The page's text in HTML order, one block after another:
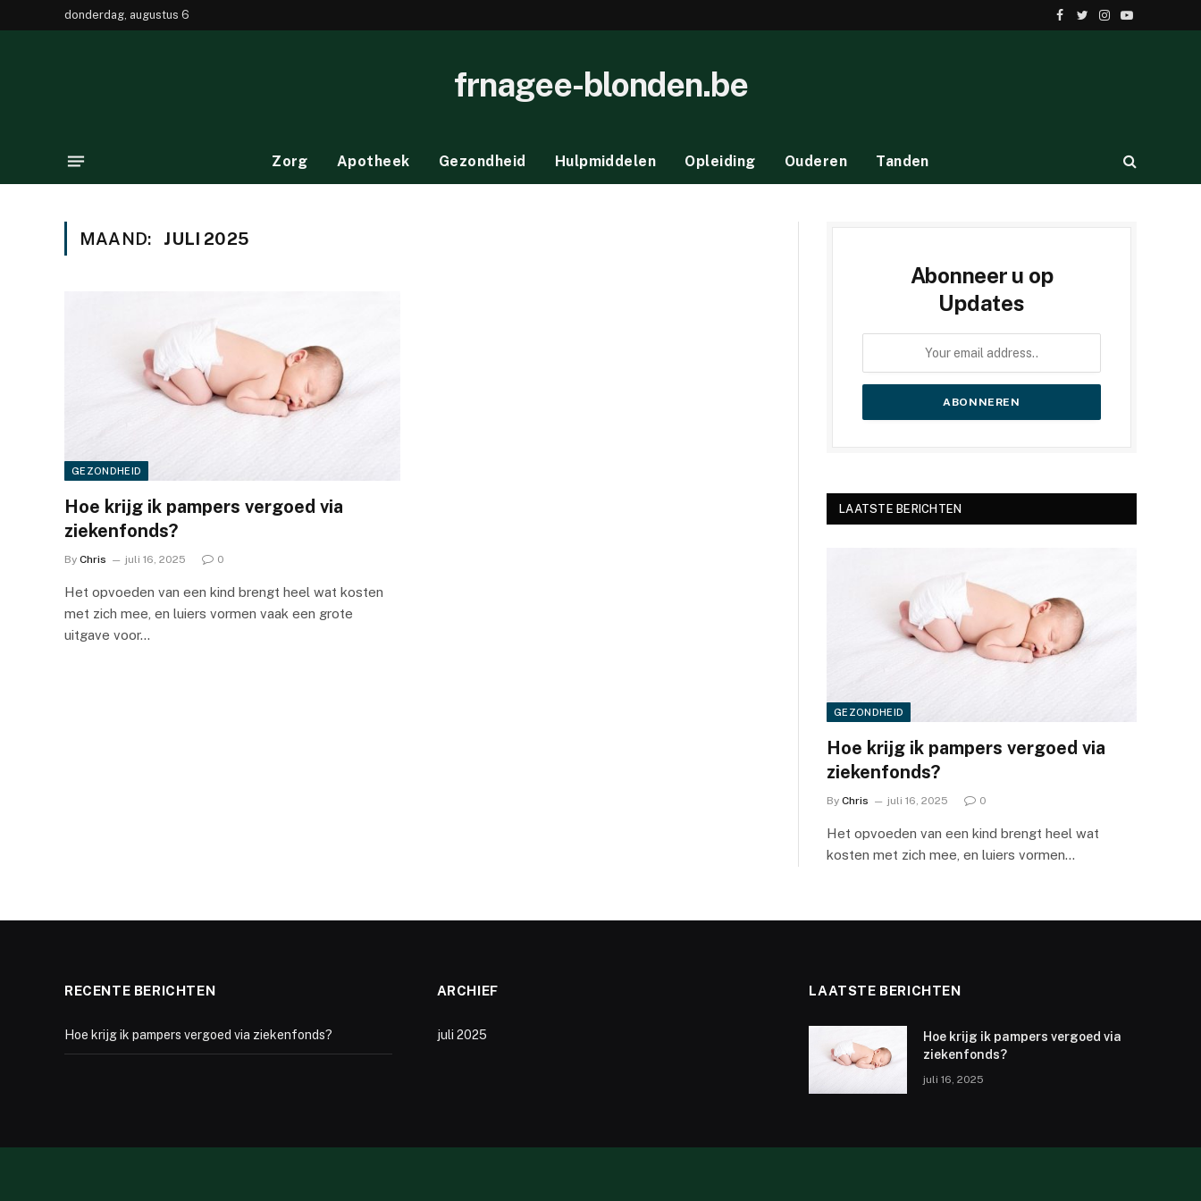
donderdag, augustus 6
Facebook
TwitterInstagram
YouTube
frnagee-blonden.be
Zorg Apotheek Gezondheid Hulpmiddelen Opleiding Ouderen Tanden
MAAND: JULI 2025
GEZONDHEID
Hoe krijg ik pampers vergoed via
ziekenfonds?
By Chris juli 16, 2025 0
Het opvoeden van een kind brengt heel wat kosten
met zich mee, en luiers vormen vaak een grote
uitgave voor…
Abonneer u op
Updates
LAATSTE BERICHTEN
GEZONDHEID
Hoe krijg ik pampers vergoed via
ziekenfonds?
By Chris juli 16, 2025 0
Het opvoeden van een kind brengt heel wat
kosten met zich mee, en luiers vormen…
RECENTE BERICHTEN
Hoe krijg ik pampers vergoed via ziekenfonds?
ARCHIEF
juli 2025
LAATSTE BERICHTEN
Hoe krijg ik pampers vergoed via
ziekenfonds?
juli 16, 2025